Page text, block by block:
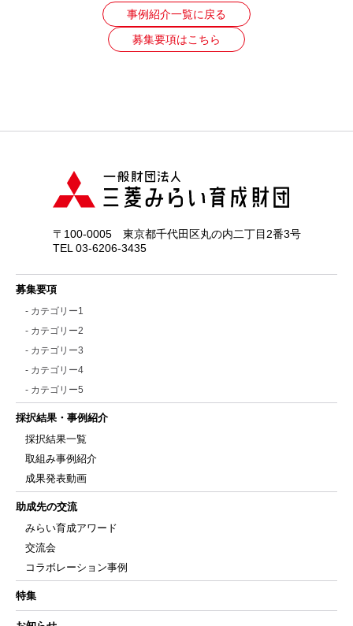
事例紹介一覧に戻る
募集要項はこちら
〒100-0005 東京都千代田区丸の内二丁目2番3号
TEL 03-6206-3435
募集要項
- カテゴリー1
- カテゴリー2
- カテゴリー3
- カテゴリー4
- カテゴリー5
採択結果・事例紹介
採択結果一覧
取組み事例紹介
成果発表動画
助成先の交流
みらい育成アワード
交流会
コラボレーション事例
特集